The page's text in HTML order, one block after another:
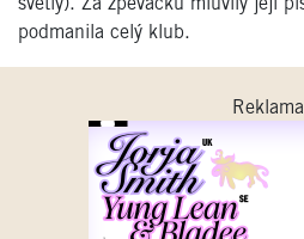
světly). Za zpěvačku mluvily její
podmanila celý klub.
Reklama